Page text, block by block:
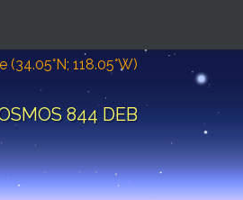
118.05°W)
844 DEB